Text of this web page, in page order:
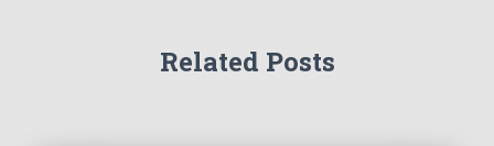
Related Posts